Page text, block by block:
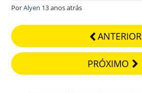
PorAlyen 13 anos atrás
ANTERIOR
PRÓXIMO